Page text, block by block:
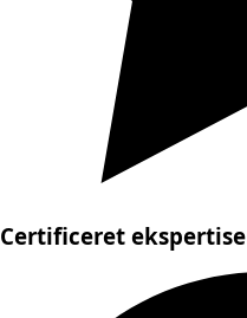
Certificeret ekspertise